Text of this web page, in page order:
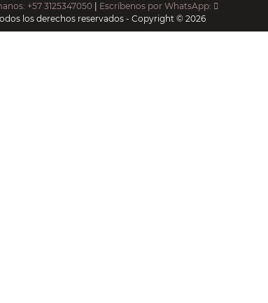
+57 3125347050
Escríbenos por WhatsApp:
los derechos reservados - Copyright © 2026